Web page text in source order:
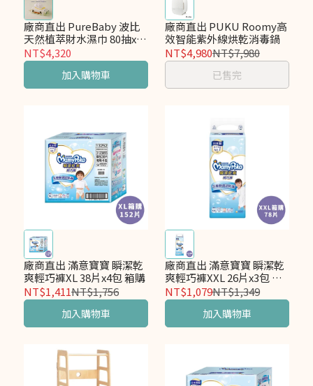
廠商直出 PureBaby 波比
天然植萃財水濕巾 80抽x12
包x4箱 (北港武德宮聯名)
NT$4,320
加入購物車
廠商直出 PUKU Roomy高
效智能紫外線烘乾消毒鍋
NT$4,980NT$7,980
已售完
廠商直出 滿意寶寶 瞬潔乾
爽輕巧褲XL 38片x4包 箱購
NT$1,411NT$1,756
加入購物車
廠商直出 滿意寶寶 瞬潔乾
爽輕巧褲XXL 26片x3包 箱
購
NT$1,079NT$1,349
加入購物車